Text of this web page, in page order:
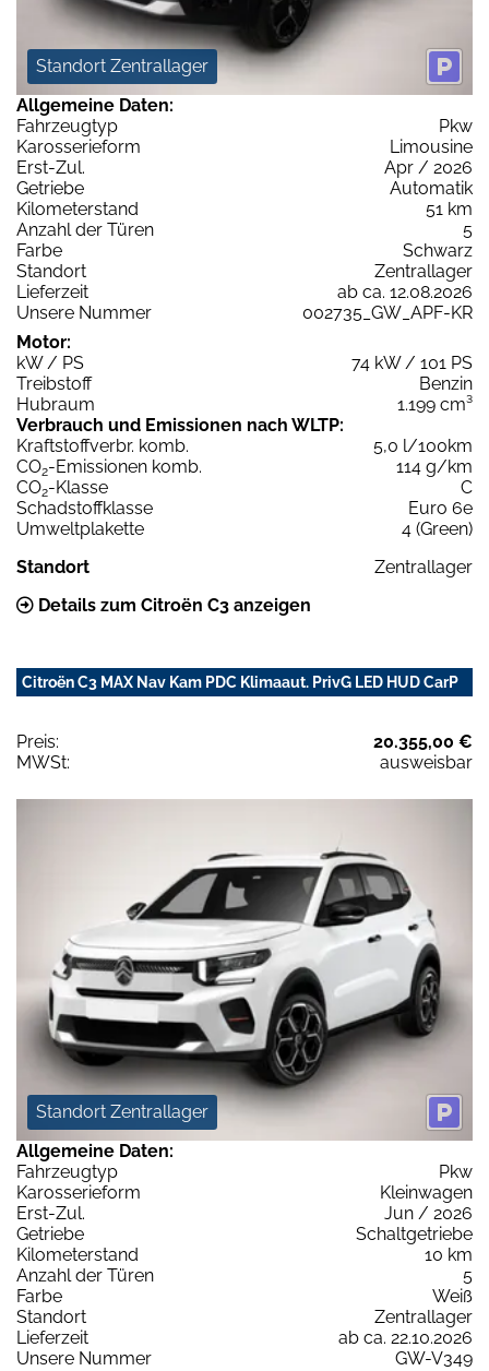
Standort Zentrallager
Allgemeine Daten:
Fahrzeugtyp
Pkw
Karosserieform
Limousine
Erst-Zul.
Apr / 2026
Getriebe
Automatik
Kilometerstand
51 km
Anzahl der Türen
5
Farbe
Schwarz
Standort
Zentrallager
Lieferzeit
ab ca. 12.08.2026
Unsere Nummer
002735_GW_APF-KR
Motor:
kW / PS
74 kW / 101 PS
Treibstoff
Benzin
Hubraum
1.199 cm³
Verbrauch und Emissionen nach WLTP:
Kraftstoffverbr. komb.
5,0 l/100km
CO2-Emissionen komb.
114 g/km
CO2-Klasse
C
Schadstoffklasse
Euro 6e
Umweltplakette
4 (Green)
Standort
Zentrallager
Details zum Citroën C3 anzeigen
Citroën C3 MAX Nav Kam PDC Klimaaut. PrivG LED HUD CarP
Preis:
20.355,00 €
MWSt:
ausweisbar
Standort Zentrallager
Allgemeine Daten:
Fahrzeugtyp
Pkw
Karosserieform
Kleinwagen
Erst-Zul.
Jun / 2026
Getriebe
Schaltgetriebe
Kilometerstand
10 km
Anzahl der Türen
5
Farbe
Weiß
Standort
Zentrallager
Lieferzeit
ab ca. 22.10.2026
Unsere Nummer
GW-V349